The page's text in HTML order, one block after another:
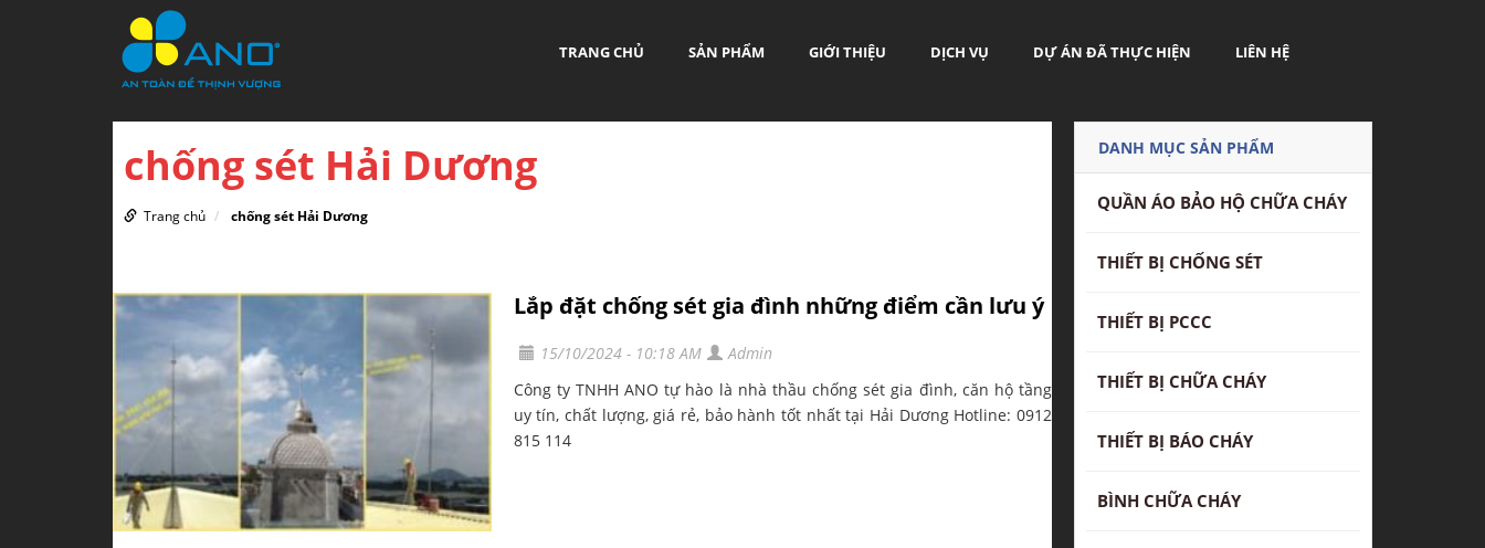
TRANG CHỦ SẢN PHẨM GIỚI THIỆU DỊCH VỤ DỰ ÁN ĐÃ THỰC HIỆN LIÊN HỆ
chống sét Hải Dương
Trang chủ chống sét Hải Dương
Lắp đặt chống sét gia đình những điểm cần lưu ý
15/10/2024 - 10:18 AM
Admin
Công ty TNHH ANO tự hào là nhà thầu chống sét gia đình, căn hộ tầng
uy tín, chất lượng, giá rẻ, bảo hành tốt nhất tại Hải Dương Hotline: 0912
815 114
DANH MỤC SẢN PHẨM
QUẦN ÁO BẢO HỘ CHỮA CHÁY
THIẾT BỊ CHỐNG SÉT
THIẾT BỊ PCCC
THIẾT BỊ CHỮA CHÁY
THIẾT BỊ BÁO CHÁY
BÌNH CHỮA CHÁY